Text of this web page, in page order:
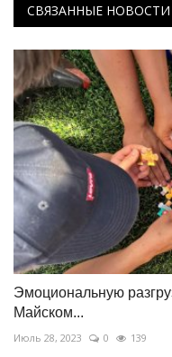
СВЯЗАННЫЕ НОВОСТИ
Эмоциональную
Майском...
Июль 28, 2023 0 139